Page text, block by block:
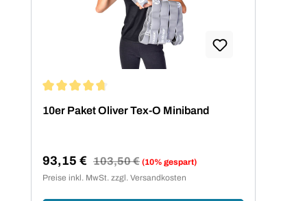
10er Paket Oliver Tex-O Miniband
Verkaufspreis:
93,15 € Regulärer Preis:
103,50 € (10% gespart)
Preise inkl. MwSt. zzgl. Versandkosten